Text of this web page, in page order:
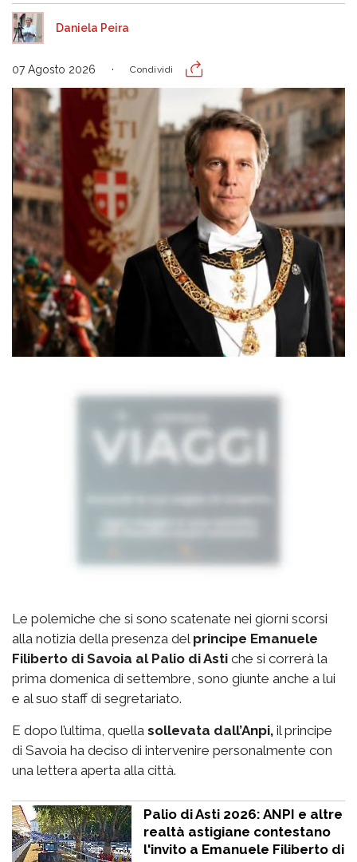
Daniela Peira
07 Agosto 2026 Condividi
Le polemiche che si sono scatenate nei giorni scorsi
alla notizia della presenza del principe Emanuele
Filiberto di Savoia al Palio di Asti che si correrà la
prima domenica di settembre, sono giunte anche a lui
e al suo staff di segretariato.
E dopo l’ultima, quella sollevata dall’Anpi, il principe
di Savoia ha deciso di intervenire personalmente con
una lettera aperta alla città.
Palio di Asti 2026: ANPI e altre
realtà astigiane contestano
l'invito a Emanuele Filiberto di